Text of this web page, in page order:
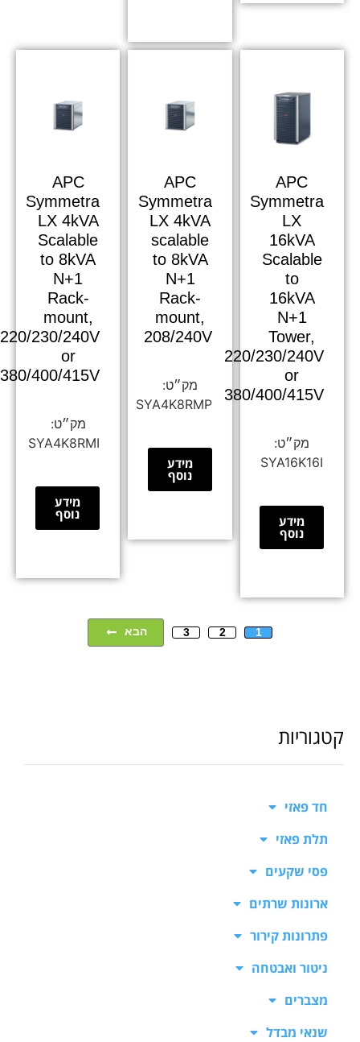
APC
Symmetra
LX
16kVA
Scalable
to
16kVA
N+1
Tower,
220/230/240V
or
380/400/415V
SYA16K16I
מידע
נוסף
APC
Symmetra
LX 4kVA
scalable
to 8kVA
N+1
Rack-
mount,
208/240V
SYA4K8RMP
מידע
נוסף
APC
Symmetra
LX 4kVA
Scalable
to 8kVA
N+1
Rack-
mount,
220/230/240V
or
380/400/415V
SYA4K8RMI
מידע
נוסף
1
2
3 הבא
קטגוריות
חד פאזי
תלת פאזי
פסי שקעים
ארונות שרתים
פתרונות קירור
ניטור ואבטחה
מצברים
שנאי מבדל